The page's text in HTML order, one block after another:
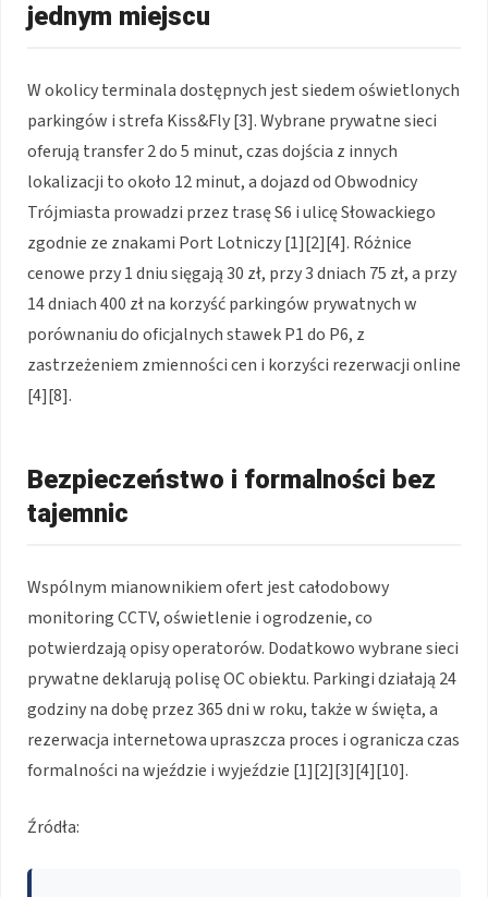
jednym miejscu
W okolicy terminala dostępnych jest siedem oświetlonych
parkingów i strefa Kiss&Fly [3]. Wybrane prywatne sieci
oferują transfer 2 do 5 minut, czas dojścia z innych
lokalizacji to około 12 minut, a dojazd od Obwodnicy
Trójmiasta prowadzi przez trasę S6 i ulicę Słowackiego
zgodnie ze znakami Port Lotniczy [1][2][4]. Różnice
cenowe przy 1 dniu sięgają 30 zł, przy 3 dniach 75 zł, a przy
14 dniach 400 zł na korzyść parkingów prywatnych w
porównaniu do oficjalnych stawek P1 do P6, z
zastrzeżeniem zmienności cen i korzyści rezerwacji online
[4][8].
Bezpieczeństwo i formalności bez
tajemnic
Wspólnym mianownikiem ofert jest całodobowy
monitoring CCTV, oświetlenie i ogrodzenie, co
potwierdzają opisy operatorów. Dodatkowo wybrane sieci
prywatne deklarują polisę OC obiektu. Parkingi działają 24
godziny na dobę przez 365 dni w roku, także w święta, a
rezerwacja internetowa upraszcza proces i ogranicza czas
formalności na wjeździe i wyjeździe [1][2][3][4][10].
Źródła: